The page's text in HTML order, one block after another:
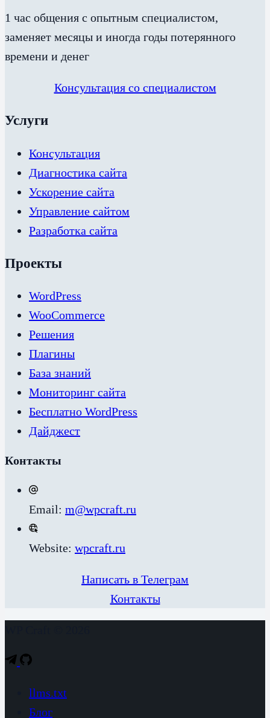
1 час общения с опытным специалистом,
заменяет месяцы и иногда годы потерянного
времени и денег
Консультация со специалистом
Услуги
Консультация
Диагностика сайта
Ускорение сайта
Управление сайтом
Разработка сайта
Проекты
WordPress
WooCommerce
Решения
Плагины
База знаний
Мониторинг сайта
Бесплатно WordPress
Дайджест
Контакты
Email: m@wpcraft.ru
Website: wpcraft.ru
Написать в Телеграм
Контакты
llms.txt
Блог